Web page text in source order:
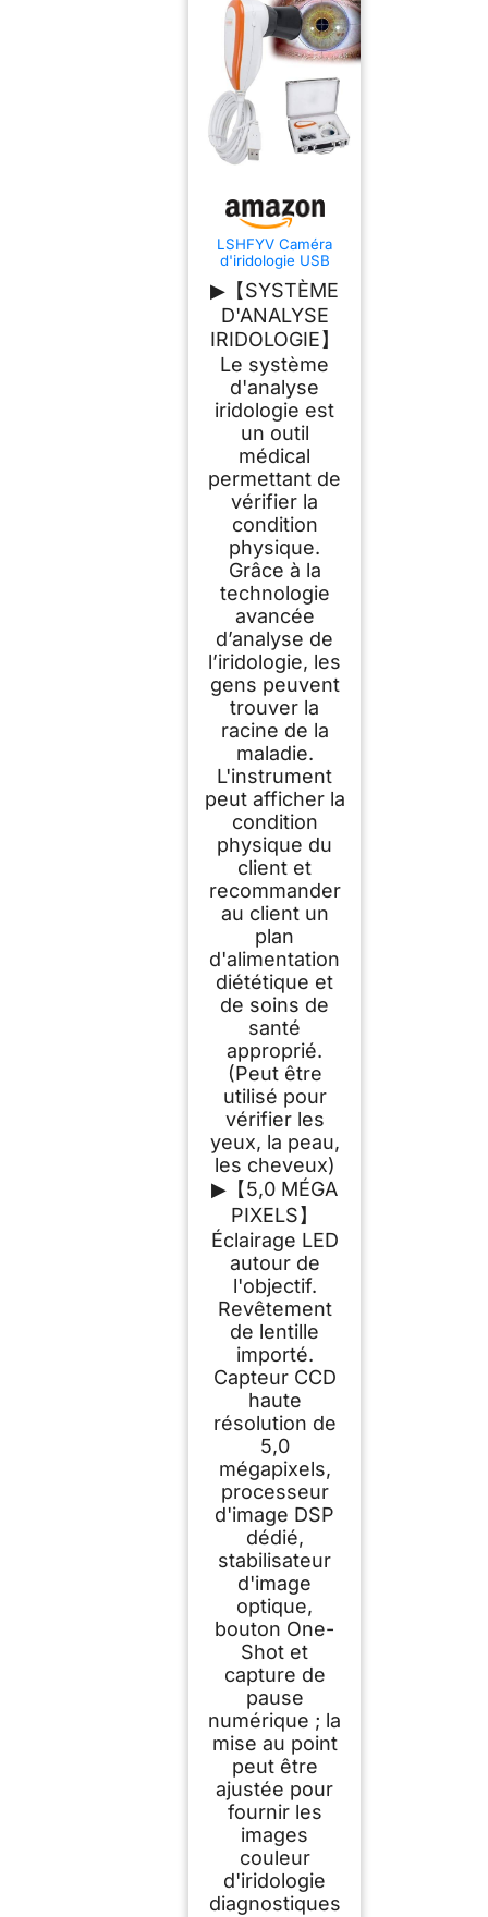
LSHFYV Caméra
d'iridologie USB
pour analyseur d'iris,
caméra d'analyse
d'iris 5,0 MP,
caméra d'iriscope
oculaire avec
Objectif d'iris 30X et
Logiciel d'analyse
▶【SYSTÈME
D'ANALYSE
IRIDOLOGIE】
Le système
d'analyse
iridologie est
un outil
médical
permettant de
vérifier la
condition
physique.
Grâce à la
technologie
avancée
d’analyse de
l’iridologie, les
gens peuvent
trouver la
racine de la
maladie.
L'instrument
peut afficher la
condition
physique du
client et
recommander
au client un
plan
d'alimentation
diététique et
de soins de
santé
approprié.
(Peut être
utilisé pour
vérifier les
yeux, la peau,
les cheveux)
▶【5,0 MÉGA
PIXELS】
Éclairage LED
autour de
l'objectif.
Revêtement
de lentille
importé.
Capteur CCD
haute
résolution de
5,0
mégapixels,
processeur
d'image DSP
dédié,
stabilisateur
d'image
optique,
bouton One-
Shot et
capture de
pause
numérique ; la
mise au point
peut être
ajustée pour
fournir les
images
couleur
d'iridologie
diagnostiques